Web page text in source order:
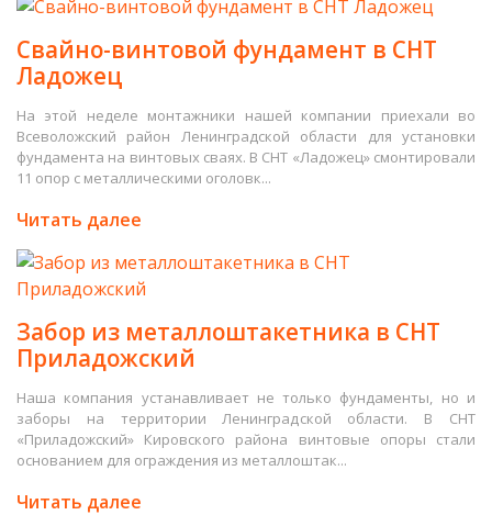
Свайно-винтовой фундамент в СНТ
Ладожец
На этой неделе монтажники нашей компании приехали во
Всеволожский район Ленинградской области для установки
фундамента на винтовых сваях. В СНТ «Ладожец» смонтировали
11 опор с металлическими оголовк...
Читать далее
Забор из металлоштакетника в СНТ
Приладожский
Наша компания устанавливает не только фундаменты, но и
заборы на территории Ленинградской области. В СНТ
«Приладожский» Кировского района винтовые опоры стали
основанием для ограждения из металлоштак...
Читать далее